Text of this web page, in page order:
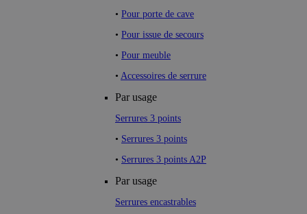
• Pour porte de cave
• Pour issue de secours
• Pour meuble
• Accessoires de serrure
Par usage
Serrures 3 points
• Serrures 3 points
• Serrures 3 points A2P
Par usage
Serrures encastrables